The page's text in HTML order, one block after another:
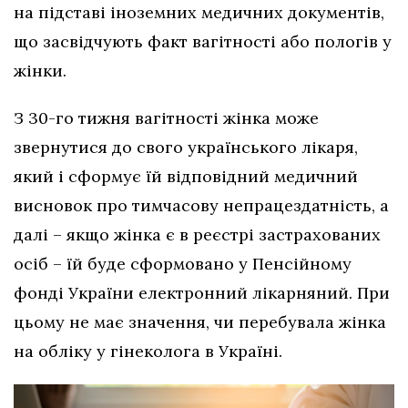
на підставі іноземних медичних документів,
що засвідчують факт вагітності або пологів у
жінки.
З 30-го тижня вагітності жінка може
звернутися до свого українського лікаря,
який і сформує їй відповідний медичний
висновок про тимчасову непрацездатність, а
далі – якщо жінка є в реєстрі застрахованих
осіб – їй буде сформовано у Пенсійному
фонді України електронний лікарняний. При
цьому не має значення, чи перебувала жінка
на обліку у гінеколога в Україні.